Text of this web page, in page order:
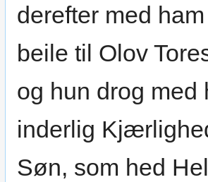
derefter med
beile til Olov
og hun drog
inderlig
Søn, som hed